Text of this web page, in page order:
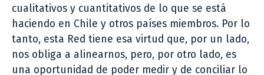
cualitativos y cuantitativos de lo que se está
haciendo en Chile y otros países miembros. Por lo
tanto, esta Red tiene esa virtud que, por un lado,
nos obliga a alinearnos, pero, por otro lado, es
una oportunidad de poder medir y de conciliar lo